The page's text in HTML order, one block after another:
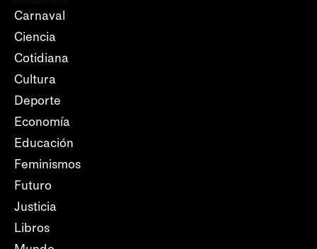
Carnaval
Ciencia
Cotidiana
Cultura
Deporte
Economía
Educación
Feminismos
Futuro
Justicia
Libros